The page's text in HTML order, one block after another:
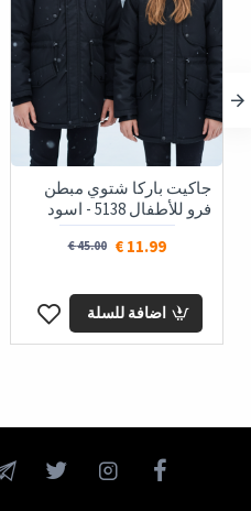
جاكيت باركا شتوي مبطن
فرو للأطفال 5138 - اسود
11.99 €
45.00 €
اضافة للسلة